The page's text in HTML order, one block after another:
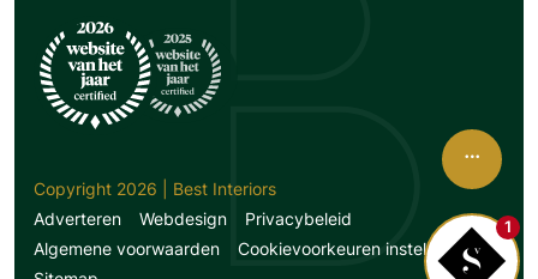
1
Copyright 2026 | Best Interiors
Adverteren
Webdesign
Privacybeleid
Algemene voorwaarden
Cookievoorkeuren instellen